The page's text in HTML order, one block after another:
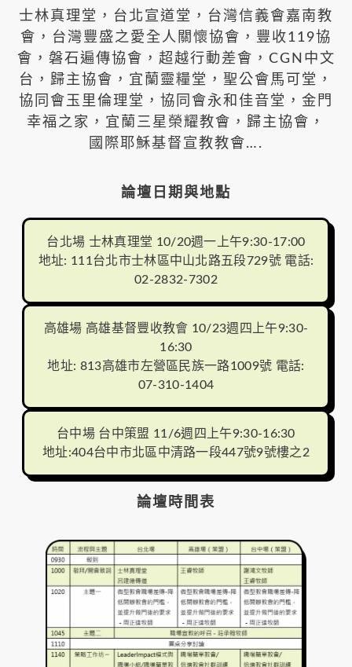
士林真理堂，台北宣道堂，台灣信義會嘉南教
會，台灣豐盛之愛全人關懷協會，豐收119協
會，磐石遍傳協會，超越行動差會，CGN中文
台，歸主協會，宜蘭靈糧堂，聖公會馬可堂，
協同會玉里倫理堂，協同會永和佳音堂，金門
幸福之家，宜蘭三星榮耀教會，歸主協會，
國際耶穌基督宣教教會….
論壇日期與地點
台北場 士林真理堂 10/20週一上午9:30-17:00
地址: 111台北市士林區中山北路五段729號 電話:
02-2832-7302
高雄場 高雄基督豐收教會 10/23週四上午9:30-
16:30
地址: 813高雄市左營區民族一路1009號 電話:
07-310-1404
台中場 台中策盟 11/6週四上午9:30-16:30
地址:404台中市北區中清路一段447號9號樓之2
論壇時間表